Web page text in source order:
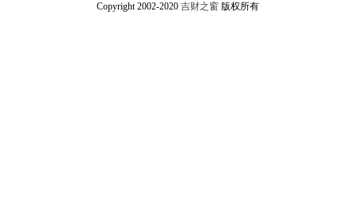
Copyright 2002-2020 吉财之窗版权所有